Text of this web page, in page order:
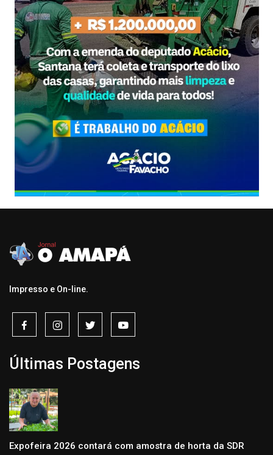
Impresso e On-line.
Últimas Postagens
Expofeira 2026 contará com amostra de horta da SDR